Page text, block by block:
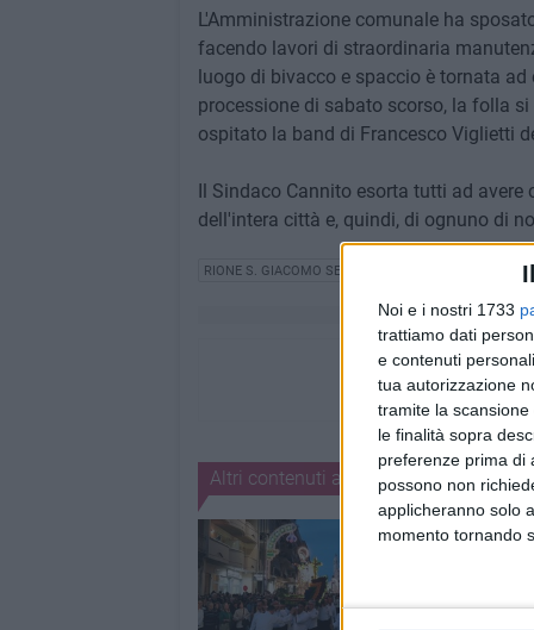
Noi e i nostri 1733
trattiamo dati
e contenuti
tua autorizzazione
tramite la
le finalità sopra
preferenze prima di
possono non
applicheranno solo
momento tornando
L'Amministrazione comunale ha
facendo lavori di straordinaria
luogo di bivacco e spaccio è tornata
processione di sabato scorso, la folla
ospitato la band di Francesco Viglietti
Il Sindaco Cannito esorta tutti ad
dell'intera città e, quindi, di ognuno di
RIONE S. GIACOMO SETTEFRATI
Altri contenuti a tema